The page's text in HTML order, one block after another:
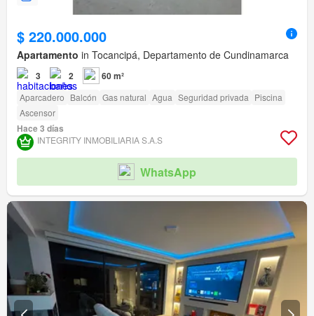
$ 220.000.000
Apartamento in Tocancipá, Departamento de Cundinamarca
3 2 60 m²
Aparcadero Balcón Gas natural Agua Seguridad privada Piscina
Ascensor
Hace 3 días
INTEGRITY INMOBILIARIA S.A.S
WhatsApp